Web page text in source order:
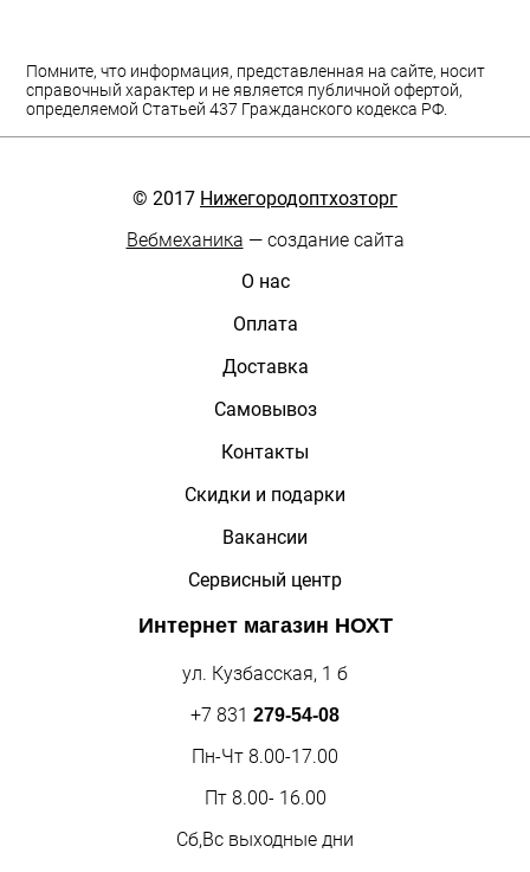
Помните, что информация, представленная на сайте, носит
справочный характер и не является публичной офертой,
определяемой Статьей 437 Гражданского кодекса РФ.
© 2017 Нижегородоптхозторг
Вебмеханика — создание сайта
О нас
Оплата
Доставка
Самовывоз
Контакты
Скидки и подарки
Вакансии
Сервисный центр
Интернет магазин НОХТ
ул. Кузбасская, 1 б
+7 831 279-54-08
Пн-Чт 8.00-17.00
Пт 8.00- 16.00
Сб,Вс выходные дни